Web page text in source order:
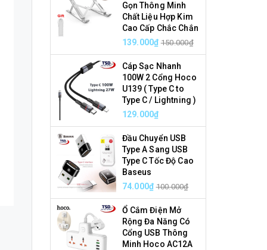
Gọn Thông Minh
Chất Liệu Hợp Kim
Cao Cấp Chắc Chắn
139.000₫ 150.000₫
Cáp Sạc Nhanh
100W 2 Cổng Hoco
U139 ( Type C to
Type C / Lightning )
129.000₫
Đầu Chuyển USB
Type A Sang USB
Type C Tốc Độ Cao
Baseus
74.000₫ 100.000₫
Ổ Cắm Điện Mở
Rộng Đa Năng Có
Cổng USB Thông
Minh Hoco AC12A